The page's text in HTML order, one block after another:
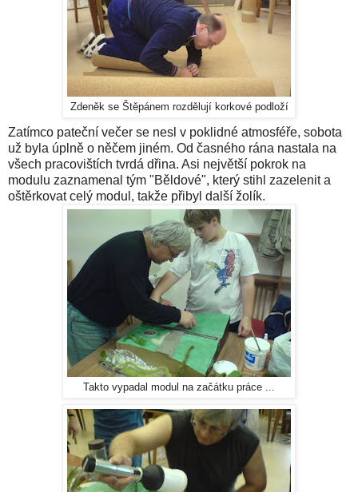
Zdeněk se Štěpánem rozdělují korkové podloží
Zatímco pateční večer se nesl v poklidné atmosféře, sobota
už byla úplně o něčem jiném. Od časného rána nastala na
všech pracovištích tvrdá dřina. Asi největší pokrok na
modulu zaznamenal tým "Běldové", který stihl zazelenit a
oštěrkovat celý modul, takže přibyl další žolík.
Takto vypadal modul na začátku práce ...